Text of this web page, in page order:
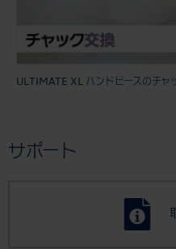
ULTIMATE XL ハンドピースのチャ
サポート